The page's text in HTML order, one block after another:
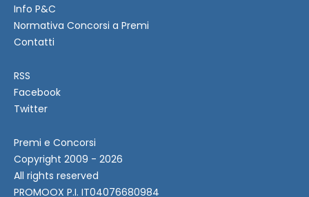
Info P&C
Normativa Concorsi a Premi
Contatti
RSS
Facebook
Twitter
Premi e Concorsi
Copyright 2009 - 2026
All rights reserved
PROMOOX P.I. IT04076680984